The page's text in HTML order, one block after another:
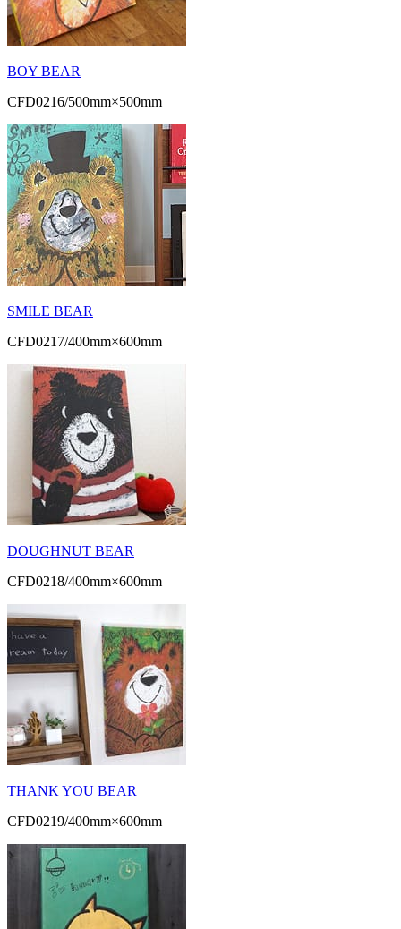
BOY BEAR
CFD0216/500mm×500mm
SMILE BEAR
CFD0217/400mm×600mm
DOUGHNUT BEAR
CFD0218/400mm×600mm
THANK YOU BEAR
CFD0219/400mm×600mm